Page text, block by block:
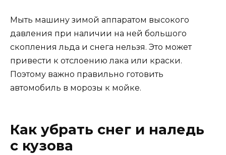
Мыть машину зимой аппаратом высокого
давления при наличии на ней большого
скопления льда и снега нельзя. Это может
привести к отслоению лака или краски.
Поэтому важно правильно готовить
автомобиль в морозы к мойке.
Как убрать снег и наледь
с кузова